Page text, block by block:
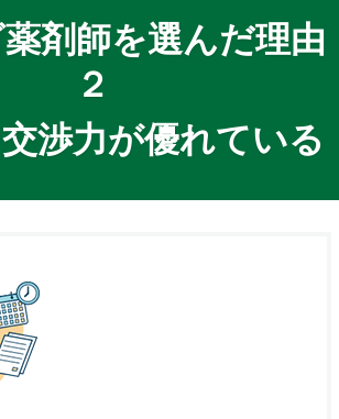
剤師を選んだ理由
２
渉力が優れている